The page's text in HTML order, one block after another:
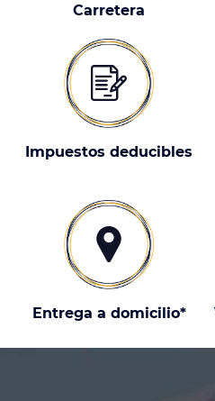
Carretera
Impuestos deducibles
Entrega a domicilio*